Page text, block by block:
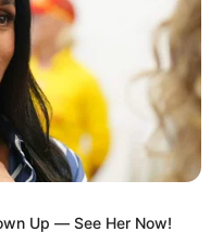
las autoridades y
que el presunto
Up — See Her Now!